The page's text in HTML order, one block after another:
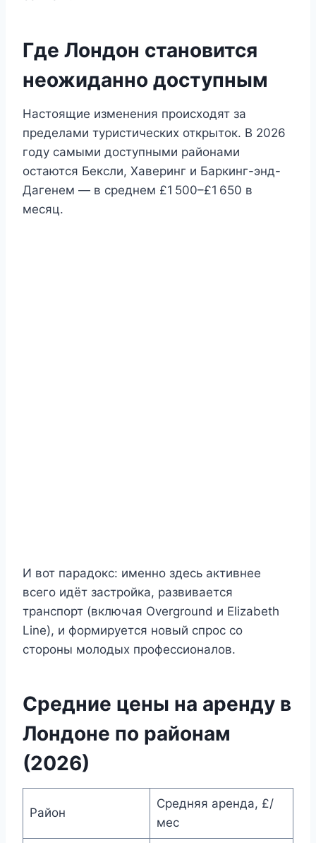
Где Лондон становится
неожиданно доступным
Настоящие изменения происходят за
пределами туристических открыток. В 2026
году самыми доступными районами
остаются Бексли, Хаверинг и Баркинг-энд-
Дагенем — в среднем £1 500–£1 650 в
месяц.
И вот парадокс: именно здесь активнее
всего идёт застройка, развивается
транспорт (включая Overground и Elizabeth
Line), и формируется новый спрос со
стороны молодых профессионалов.
Средние цены на аренду в
Лондоне по районам
(2026)
Район
Средняя аренда, £/
мес